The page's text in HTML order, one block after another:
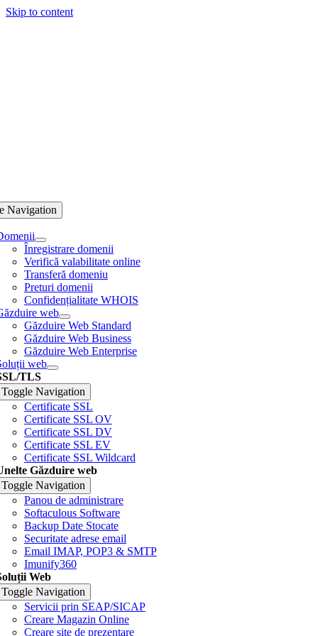
Skip to content
Navigation
Înregistrare domenii
Verifică valabilitate online
Transferă domeniu
Preturi domenii
Confidențialitate WHOIS
web
Găzduire Web Standard
Găzduire Web Business
Găzduire Web Enterprise
web
TLS
Toggle Navigation
Certificate SSL
Certificate SSL OV
Certificate SSL DV
Certificate SSL EV
Certificate SSL Wildcard
Găzduire web
Toggle Navigation
Panou de administrare
Softaculous Software
Backup Date Stocate
Securitate adrese email
Email IMAP, POP3 & SMTP
Imunify360
Web
Toggle Navigation
Servicii prin SEAP/SICAP
Creare Magazin Online
Creare site de prezentare